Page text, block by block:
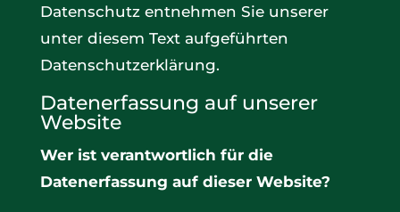
Datenschutz entnehmen Sie unserer
unter diesem Text aufgeführten
Datenschutzerklärung.
Datenerfassung auf unserer
Website
Wer ist verantwortlich für die
Datenerfassung auf dieser Website?